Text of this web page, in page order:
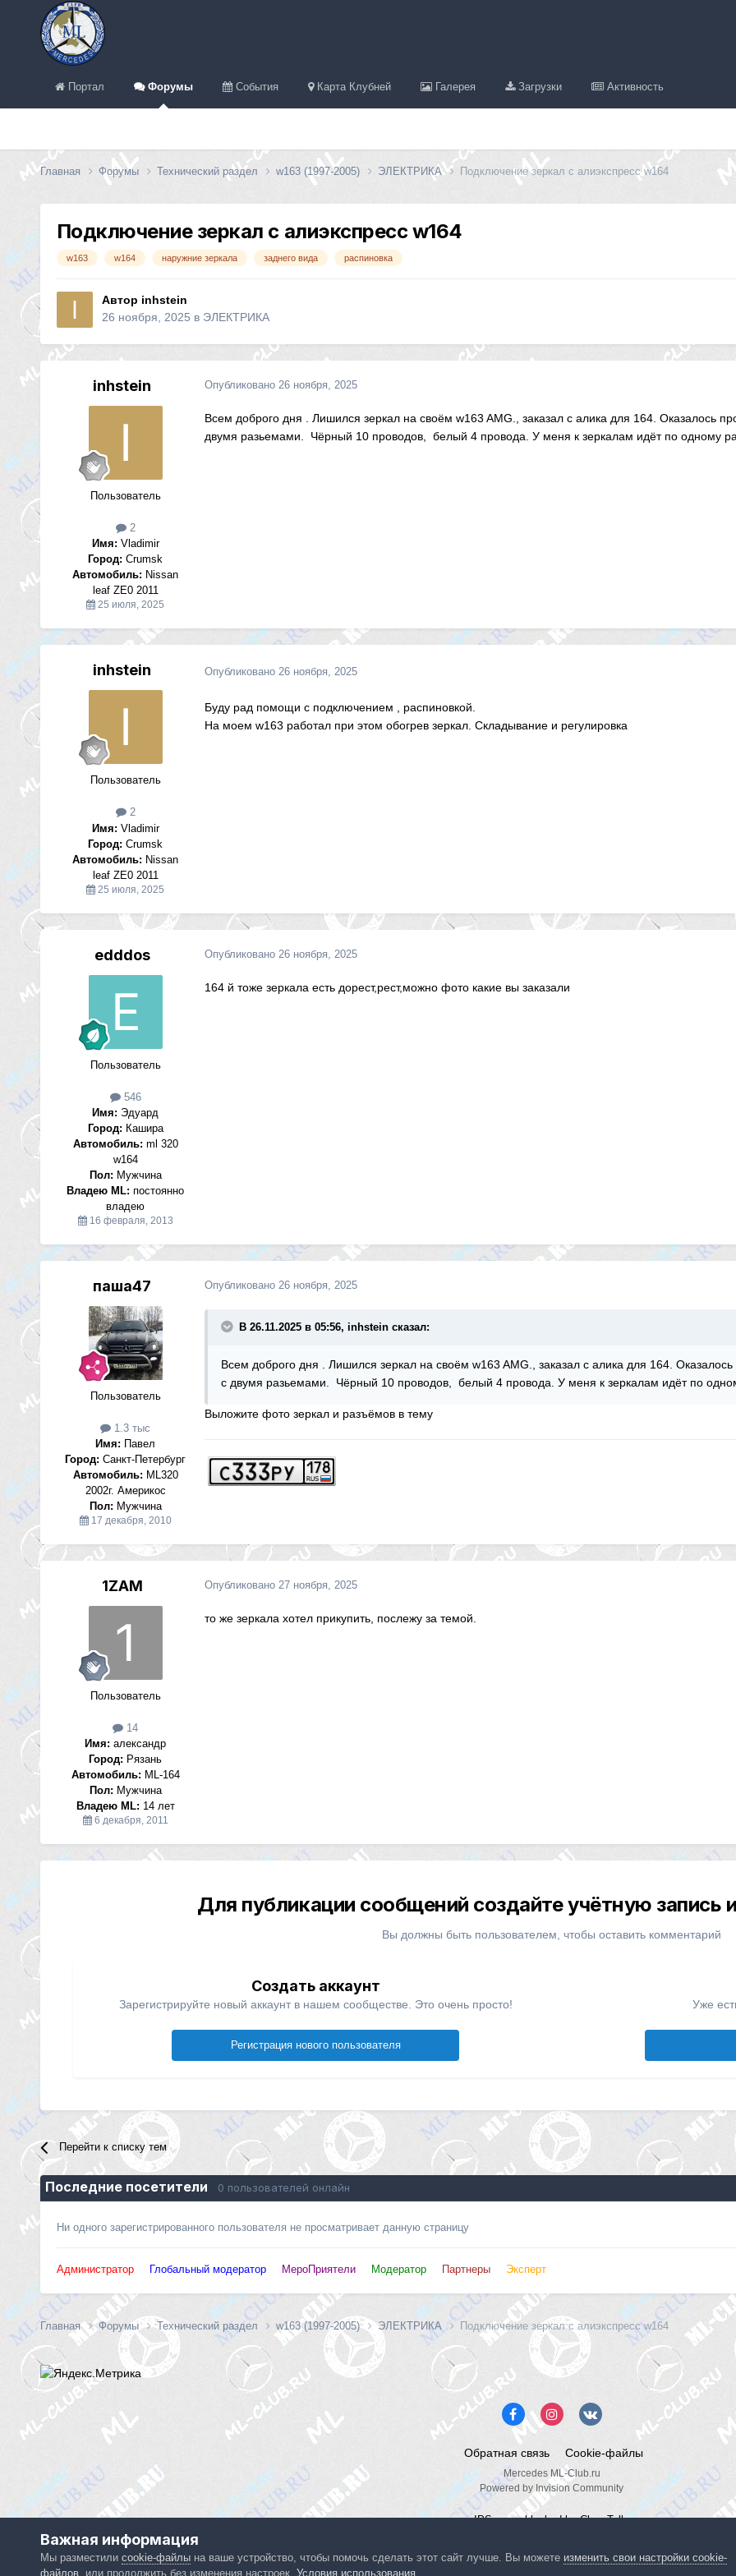
Портал Форумы События Карта Клубней Галерея Загрузки Активность
Главная Форумы Технический раздел w163 (1997-2005) ЭЛЕКТРИКА Подключение зеркал с алиэкспресс w164
Подключение зеркал с алиэкспресс w164
w163 w164 наружние зеркала заднего вида распиновка
Автор inhstein
26 ноября, 2025 в ЭЛЕКТРИКА
inhstein
Пользователь
2
Имя: Vladimir
Город: Crumsk
Автомобиль: Nissan
leaf ZE0 2011
25 июля, 2025
Опубликовано 26 ноября, 2025
Всем доброго дня . Лишился зеркал на своём w163 AMG., заказал с алика для 164. Оказалось
двумя разьемами. Чёрный 10 проводов, белый 4 провода. У меня к зеркалам идёт по одному
inhstein
Пользователь
2
Имя: Vladimir
Город: Crumsk
Автомобиль: Nissan
leaf ZE0 2011
25 июля, 2025
Опубликовано 26 ноября, 2025
Буду рад помощи с подключением , распиновкой.
На моем w163 работал при этом обогрев зеркал. Складывание и регулировка
edddos
Пользователь
546
Имя: Эдуард
Город: Кашира
Автомобиль: ml 320
w164
Пол: Мужчина
Владею ML: постоянно
владею
16 февраля, 2013
Опубликовано 26 ноября, 2025
164 й тоже зеркала есть дорест,рест,можно фото какие вы заказали
паша47
Пользователь
1.3 тыс
Имя: Павел
Город: Санкт-Петербург
Автомобиль: ML320
2002г. Америкос
Пол: Мужчина
17 декабря, 2010
Опубликовано 26 ноября, 2025
В 26.11.2025 в 05:56, inhstein сказал:
Всем доброго дня . Лишился зеркал на своём w163 AMG., заказал с алика для 164.
с двумя разьемами. Чёрный 10 проводов, белый 4 провода. У меня к зеркалам идёт по
Выложите фото зеркал и разъёмов в тему
1ZAM
Пользователь
14
Имя: александр
Город: Рязань
Автомобиль: ML-164
Пол: Мужчина
Владею ML: 14 лет
6 декабря, 2011
Опубликовано 27 ноября, 2025
то же зеркала хотел прикупить, послежу за темой.
Для публикации сообщений создайте учётную запись
Вы должны быть пользователем, чтобы оставить комментарий
Создать аккаунт
Зарегистрируйте новый аккаунт в нашем сообществе. Это очень просто!
Регистрация нового пользователя
Уже
Перейти к списку тем
Последние посетители 0 пользователей онлайн
Ни одного зарегистрированного пользователя не просматривает данную страницу
Администратор Глобальный модератор МероПриятели Модератор Партнеры Эксперт
Главная Форумы Технический раздел w163 (1997-2005) ЭЛЕКТРИКА Подключение зеркал с алиэкспресс w164
Обратная связь Cookie-файлы
Mercedes ML-Club.ru
Powered by Invision Community
Важная информация
Мы разместили cookie-файлына ваше устройство, чтобы помочь сделать этот сайт лучше. Вы можете изменить свои настройки cookie-
файлов, или продолжить без изменения настроек. Условия использования
IPS spamblocked by CleanTalk.